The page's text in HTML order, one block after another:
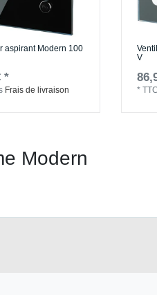
aspirant Modern 100
*
Frais de livraison
V
*TTC
Modern